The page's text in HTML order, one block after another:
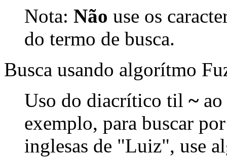
Nota: Não use os
do termo de busca.
Busca usando algorítmo
Uso do diacrítico til ~
exemplo, para buscar
inglesas de "Luiz", use